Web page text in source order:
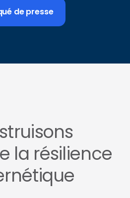
de presse
la résilience